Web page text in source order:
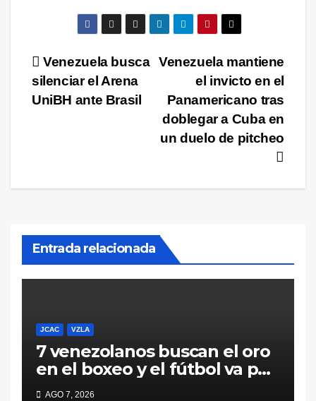
Navegación
de
Venezuela mantiene
el invicto en el
Panamericano tras
doblegar a Cuba en
un duelo de pitcheo
Venezuela busca
silenciar el Arena
UniBH ante Brasil
Entrada relacionada
JCAC VZLA
7 venezolanos buscan el oro
en el boxeo y el fútbol va por
la consagración ante México
AGO 7, 2026